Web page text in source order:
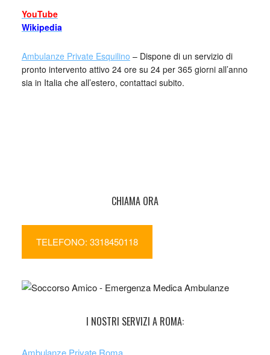
YouTube
Wikipedia
Ambulanze Private Esquilino – Dispone di un servizio di
pronto intervento attivo 24 ore su 24 per 365 giorni all’anno
sia in Italia che all’estero, contattaci subito.
CHIAMA ORA
TELEFONO: 3318450118
I NOSTRI SERVIZI A ROMA:
Ambulanze Private Roma